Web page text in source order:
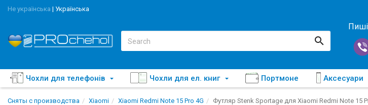
Не українська | Українська
Чохли для телефонів Чохли для ел. книг Портмоне Аксесуари
Сняты с производства Xiaomi Xiaomi Redmi Note 15 Pro 4G Футляр Stenk Sportage для Xiaomi Redmi Note 15